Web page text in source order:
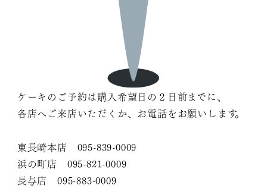
ケーキのご予約は購入希望日の２日前までに、
各店へご来店いただくか、お電話をお願いします。
東長崎本店 095-839-0009
浜の町店 095-821-0009
長与店 095-883-0009